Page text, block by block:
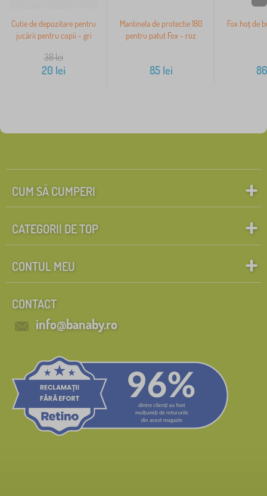
Cutie de depozitare pentru
jucării pentru copii - gri
38lei
20 lei
Mantinela de protectie 180
pentru patut Fox - roz
85lei
Fox hoț de
86
CUM SĂ CUMPERI
CATEGORII DE TOP
CONTUL MEU
CONTACT
info@banaby.ro